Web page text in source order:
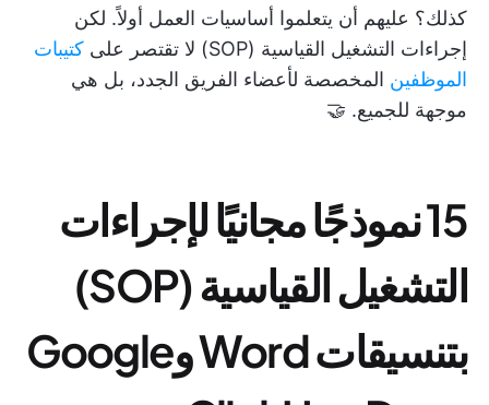
كذلك؟ عليهم أن يتعلموا أساسيات العمل أولاً. لكن
إجراءات التشغيل القياسية (SOP) لا تقتصر على
كتيبات
الموظفين المخصصة لأعضاء الفريق الجدد، بل هي
موجهة للجميع. 🤝
15 نموذجًا مجانيًا لإجراءات
التشغيل القياسية (SOP)
بتنسيقات Word وGoogle